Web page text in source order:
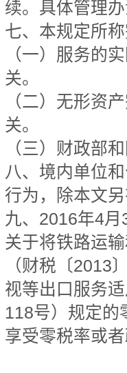
续。具体管理
七、本规定所
（一）服务的
关。
（二）无形资
关。
（三）财政部
八、境内单位
行为，除本文
九、2016年4
关于将铁路运
（财税〔2013
视等出口服务
118号）规定的
享受零税率或